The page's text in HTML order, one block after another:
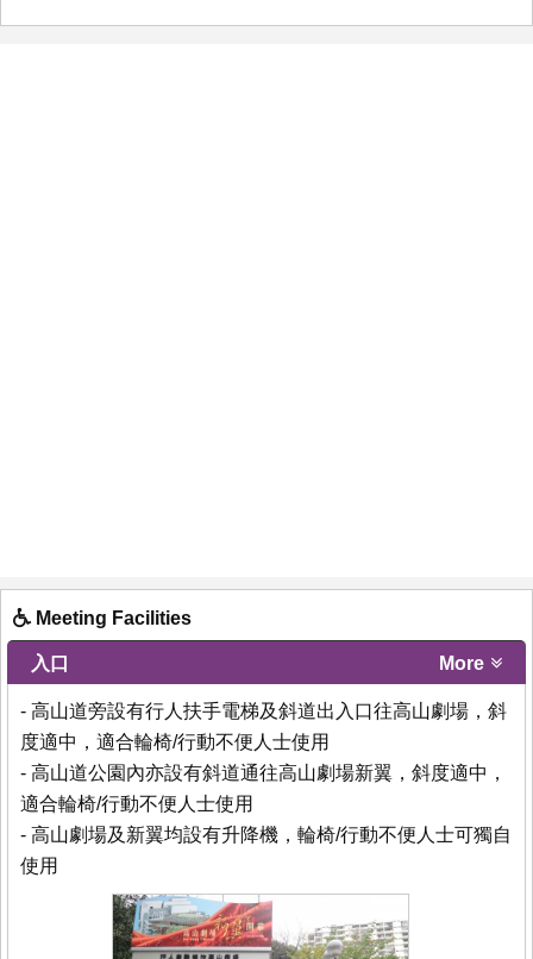
Meeting Facilities
入口 More
- 高山道旁設有行人扶手電梯及斜道出入口往高山劇場，斜
度適中，適合輪椅/行動不便人士使用
- 高山道公園內亦設有斜道通往高山劇場新翼，斜度適中，
適合輪椅/行動不便人士使用
- 高山劇場及新翼均設有升降機，輪椅/行動不便人士可獨自
使用